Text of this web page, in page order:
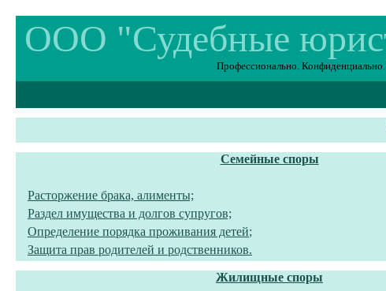
ООО "Судебные
Профессионально.
Семейные споры
Расторжение брака, алименты;
Раздел имущества и долгов супругов;
Определение порядка проживания детей;
Защита прав родителей и родственников.
Жилищные споры